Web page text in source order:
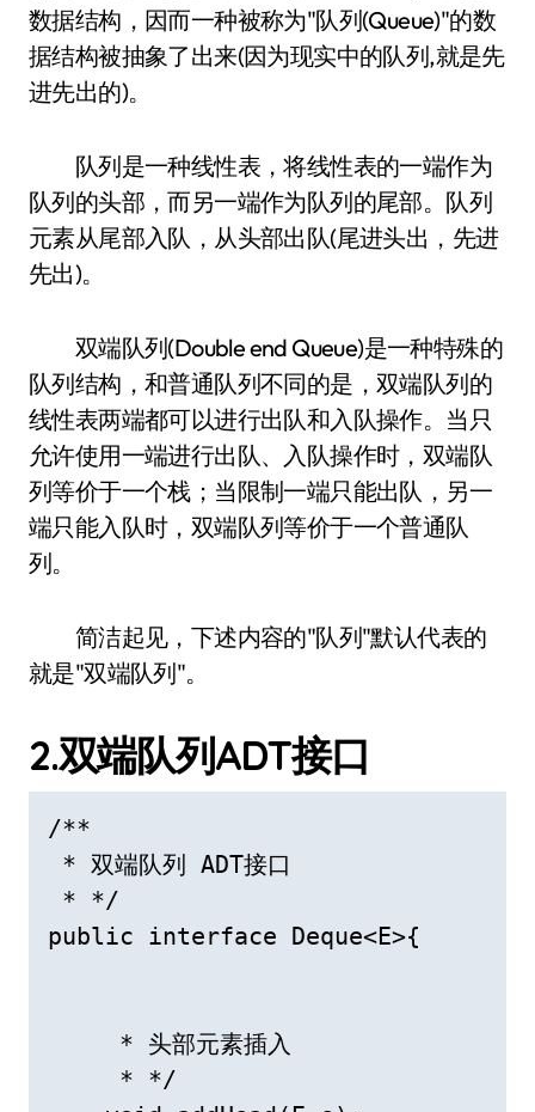
数据结构，因而一种被称为"队列(Queue)"的数
据结构被抽象了出来(因为现实中的队列,就是先
进先出的)。
队列是一种线性表，将线性表的一端作为
队列的头部，而另一端作为队列的尾部。队列
元素从尾部入队，从头部出队(尾进头出，先进
先出)。
双端队列(Double end Queue)是一种特殊的
队列结构，和普通队列不同的是，双端队列的
线性表两端都可以进行出队和入队操作。当只
允许使用一端进行出队、入队操作时，双端队
列等价于一个栈；当限制一端只能出队，另一
端只能入队时，双端队列等价于一个普通队
列。
简洁起见，下述内容的"队列"默认代表的
就是"双端队列"。
2.双端队列ADT接口
/**
* 双端队列 ADT接口
* */
public interface Deque<E>{
     * 头部元素插入
     * */